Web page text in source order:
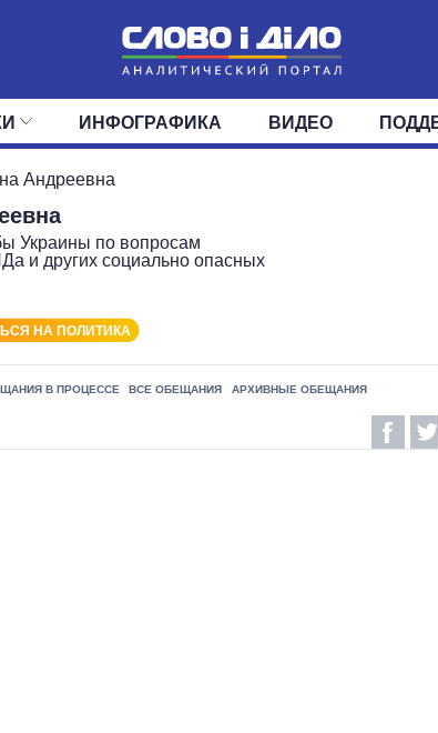
ЛЕНТА СОБЫТИЯ
ВЕРХОВНАЯ РАДА
ИНФОГРАФИКА ВИДЕО
Андреевна
Украины по вопросам
и других социально опасных
НА ПОЛИТИКА
В ПРОЦЕССЕ ВСЕ ОБЕЩАНИЯ АРХИВНЫЕ ОБЕЩАНИЯ